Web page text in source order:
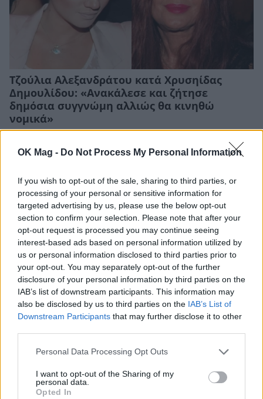
OK Mag - Do Not Process My Personal Information
If you wish to opt-out of the sale, sharing to third parties, or
processing of your personal or sensitive information for
targeted advertising by us, please use the below opt-out
section to confirm your selection. Please note that after your
opt-out request is processed you may continue seeing
interest-based ads based on personal information utilized by
us or personal information disclosed to third parties prior to
your opt-out. You may separately opt-out of the further
disclosure of your personal information by third parties on the
IAB’s list of downstream participants. This information may
also be disclosed by us to third parties on the IAB’s List of
Downstream Participants that may further disclose it to other
Personal Data Processing Opt Outs
I want to opt-out of the Sharing of my
personal data.
Opted In
Τζούλια Αλεξανδράτου κατά Χρυσηίδας
Δημουλίδου: «Ανακάλεσε και ζήτησε
δημόσια συγγνώμη αλλιώς θα κινηθώ
νομικά»
Ανδρομάχη: Εντυπωσιάζει στην παραλία με